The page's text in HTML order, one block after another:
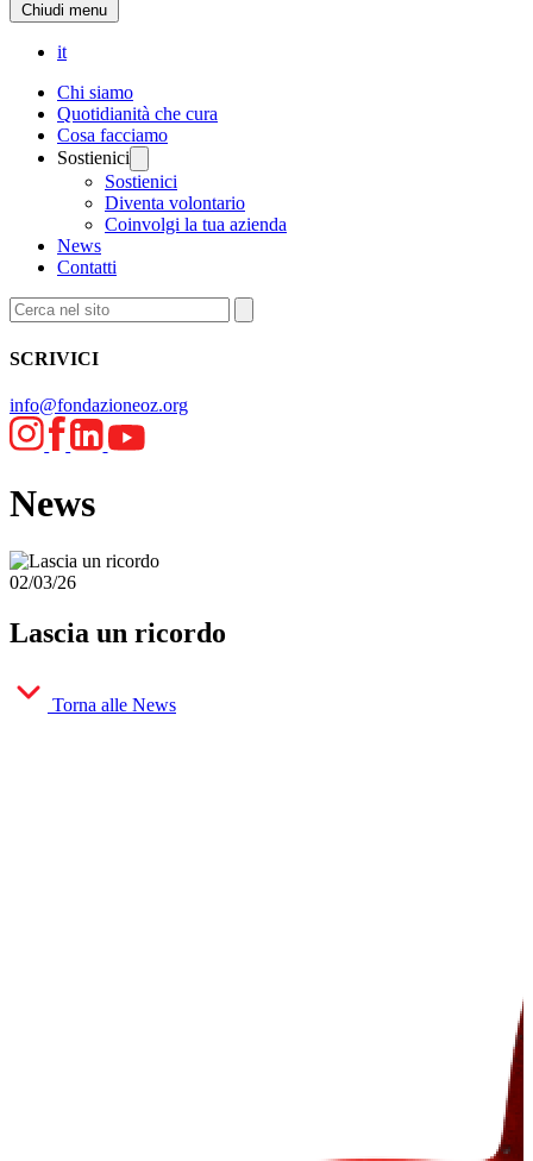
Chiudi menu
it
Chi siamo
Quotidianità che cura
Cosa facciamo
Sostienici
Sostienici
Diventa volontario
Coinvolgi la tua azienda
News
Contatti
SCRIVICI
info@fondazioneoz.org
News
02/03/26
Lascia un ricordo
Torna alle News